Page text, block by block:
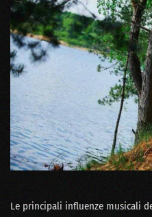
Le principali influenze musicali